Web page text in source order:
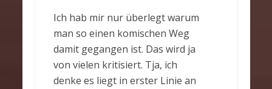
Ich hab mir nur überlegt warum
man so einen komischen Weg
damit gegangen ist. Das wird ja
von vielen kritisiert. Tja, ich
denke es liegt in erster Linie an